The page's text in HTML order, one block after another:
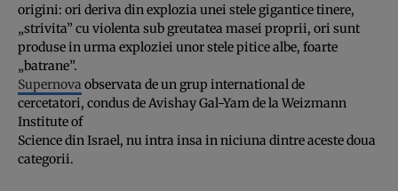
origini: ori deriva din explozia unei stele gigantice tinere,
„strivita” cu violenta sub greutatea masei proprii, ori sunt
produse in urma exploziei unor stele pitice albe, foarte
„batrane”.
Supernova observata de un grup international de
cercetatori, condus de Avishay Gal-Yam de la Weizmann
Institute of
Science din Israel, nu intra insa in niciuna dintre aceste doua
categorii.